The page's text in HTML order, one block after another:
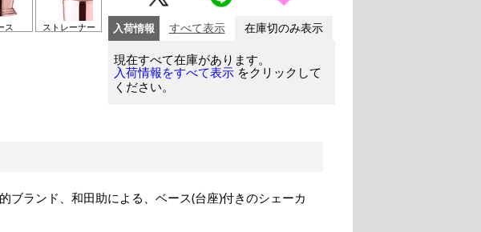
ス ストレーナー 入荷情報 すべて表示 在庫切のみ表示
現在すべて在庫があります。
入荷情報をすべて表示 をクリックして
ください。
ブランド、和田助による、ベース(台座)付きのシェーカ